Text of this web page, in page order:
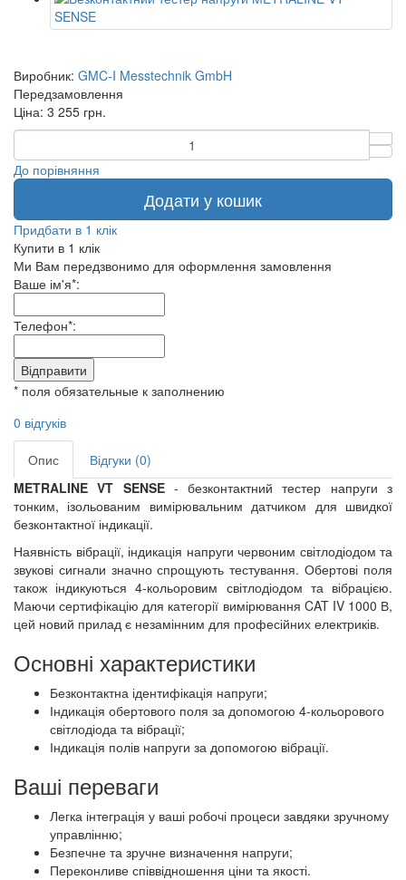
Виробник: GMC-I Messtechnik GmbH
Передзамовлення
Ціна: 3 255 грн.
До порівняння
Додати у кошик
Придбати в 1 клік
Купити в 1 клік
Ми Вам передзвонимо для оформлення замовлення
Ваше ім'я*:
Телефон*:
Відправити
* поля обязательные к заполнению
0 відгуків
Опис
Відгуки (0)
METRALINE VT SENSE- безконтактний тестер напруги з
тонким, ізольованим вимірювальним датчиком для швидкої
безконтактної індикації.
Наявність вібрації, індикація напруги червоним світлодіодом та
звукові сигнали значно спрощують тестування. Обертові поля
також індикуються 4-кольоровим світлодіодом та вібрацією.
Маючи сертифікацію для категорії вимірювання CAT IV 1000 В,
цей новий прилад є незамінним для професійних електриків.
Основні характеристики
Безконтактна ідентифікація напруги;
Індикація обертового поля за допомогою 4-кольорового
світлодіода та вібрації;
Індикація полів напруги за допомогою вібрації.
Ваші переваги
Легка інтеграція у ваші робочі процеси завдяки зручному
управлінню;
Безпечне та зручне визначення напруги;
Переконливе співвідношення ціни та якості.